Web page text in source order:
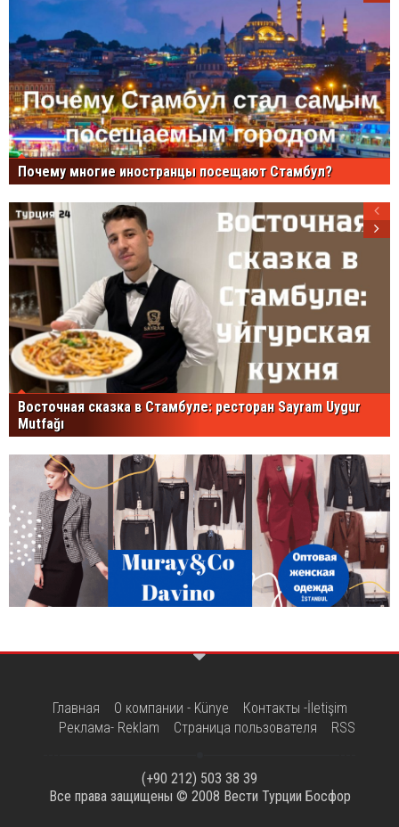
Почему многие иностранцы посещают Стамбул?
Восточная сказка в Стамбуле: ресторан Sayram Uygur
Mutfağı
Главная О компании - Künye
Контакты -İletişim
Реклама- Reklam
Страница пользователя RSS
(+90 212) 503 38 39
Все права защищены © 2008 Вести Турции Босфор